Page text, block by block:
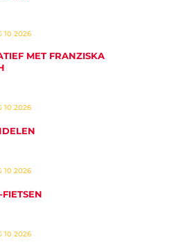
10 2026
MET FRANZISKA
10 2026
10 2026
10 2026